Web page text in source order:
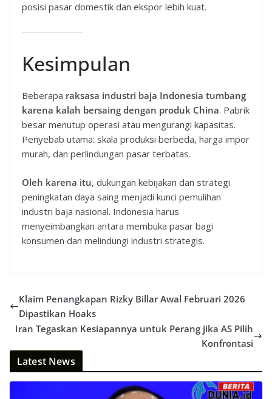
posisi pasar domestik dan ekspor lebih kuat.
Kesimpulan
Beberapa raksasa industri baja Indonesia tumbang
karena kalah bersaing dengan produk China. Pabrik
besar menutup operasi atau mengurangi kapasitas.
Penyebab utama: skala produksi berbeda, harga impor
murah, dan perlindungan pasar terbatas.
Oleh karena itu, dukungan kebijakan dan strategi
peningkatan daya saing menjadi kunci pemulihan
industri baja nasional. Indonesia harus
menyeimbangkan antara membuka pasar bagi
konsumen dan melindungi industri strategis.
Klaim Penangkapan Rizky Billar Awal Februari 2026
Dipastikan Hoaks
Iran Tegaskan Kesiapannya untuk Perang jika AS Pilih
Konfrontasi
Latest News